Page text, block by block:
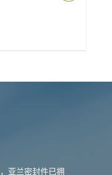
亚兰密封件已拥